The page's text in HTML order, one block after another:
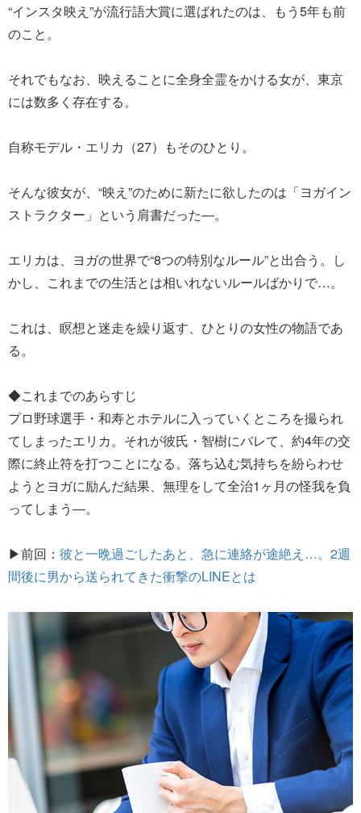
“インスタ映え”が流行語大賞に選ばれたのは、もう5年も前
のこと。
それでもなお、映えることに全身全霊をかける女が、東京
には数多く存在する。
自称モデル・エリカ（27）もそのひとり。
そんな彼女が、“映え”のために新たに欲したのは「ヨガイン
ストラクター」という肩書だった―。
エリカは、ヨガの世界で“8つの特別なルール”と出合う。し
かし、これまでの生活とは相いれないルールばかりで…。
これは、瞑想と迷走を繰り返す、ひとりの女性の物語であ
る。
◆これまでのあらすじ
プロ野球選手・和寿とホテルに入っていくところを撮られ
てしまったエリカ。それが彼氏・智樹にバレて、約4年の交
際に終止符を打つことになる。落ち込む気持ちを紛らわせ
ようとヨガに励んだ結果、無理をして全治1ヶ月の怪我を負
ってしまう―。
▶前回： 彼と一晩過ごしたあと、急に連絡が途絶え…。2週
間後に男から送られてきた衝撃のLINEとは